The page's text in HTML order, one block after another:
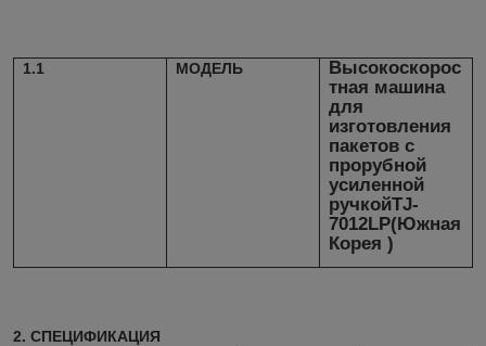
1.1 МОДЕЛЬ
Высокоскорос
тная машина
для
изготовления
пакетов с
прорубной
усиленной
ручкойTJ-
7012LP(Южная
Корея )
2. СПЕЦИФИКАЦИЯ